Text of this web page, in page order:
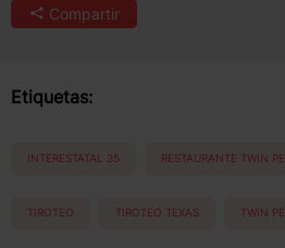
Compartir
Etiquetas:
INTERESTATAL 35 RESTAURANTE TWIN
TIROTEO TIROTEO TEXAS TWIN